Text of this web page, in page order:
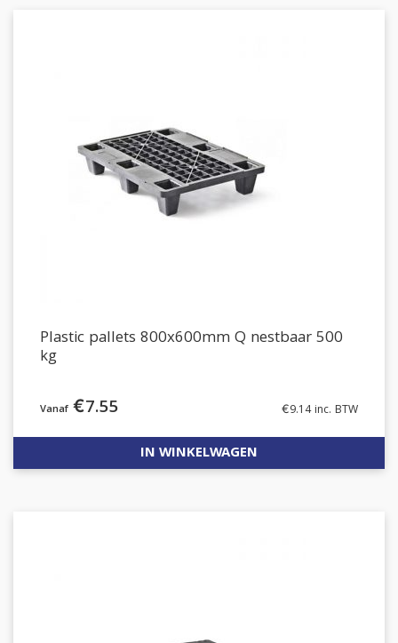
Plastic pallets 800x600mm Q nestbaar 500
kg
€7.55 €9.14inc. BTW
IN WINKELWAGEN